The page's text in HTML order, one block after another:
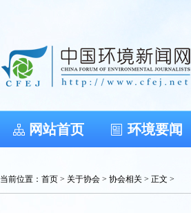
网站首页 环境要闻
当前位置： 首页 > 关于协会 > 协会相关 > 正文 >